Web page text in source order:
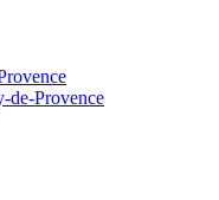
de-Provence